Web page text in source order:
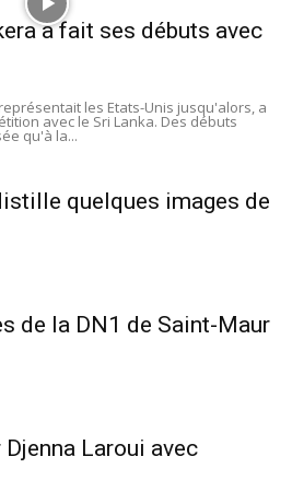
a fait ses débuts avec
les Etats-Unis jusqu'alors, a
avec le Sri Lanka. Des débuts
qu'à la...
quelques images de
de la DN1 de Saint-Maur
Laroui avec